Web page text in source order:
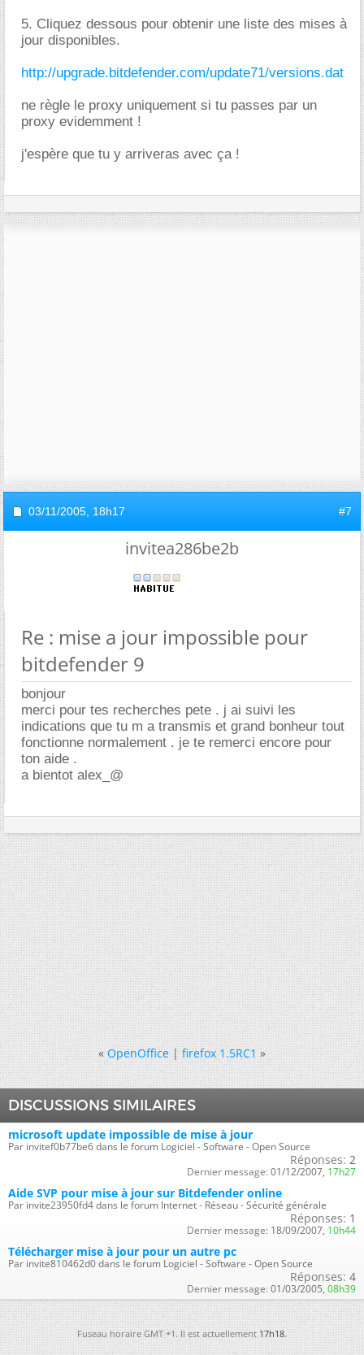
5. Cliquez dessous pour obtenir une liste des mises à
jour disponibles.
http://upgrade.bitdefender.com/update71/versions.dat
ne règle le proxy uniquement si tu passes par un
proxy evidemment !
j'espère que tu y arriveras avec ça !
03/11/2005, 18h17 #7
invitea286be2b
Re : mise a jour impossible pour
bitdefender 9
bonjour
merci pour tes recherches pete . j ai suivi les
indications que tu m a transmis et grand bonheur tout
fonctionne normalement . je te remerci encore pour
ton aide .
a bientot alex_@
« OpenOffice|firefox 1.5RC1 »
DISCUSSIONS SIMILAIRES
microsoft update impossible de mise à jour
Par invitef0b77be6 dans le forum Logiciel - Software - Open Source
Réponses: 2
Dernier message: 01/12/2007, 17h27
Aide SVP pour mise à jour sur Bitdefender online
Par invite23950fd4 dans le forum Internet - Réseau - Sécurité générale
Réponses: 1
Dernier message: 18/09/2007, 10h44
Télécharger mise à jour pour un autre pc
Par invite810462d0 dans le forum Logiciel - Software - Open Source
Réponses: 4
Dernier message: 01/03/2005, 08h39
Fuseau horaire GMT +1. Il est actuellement17h18.